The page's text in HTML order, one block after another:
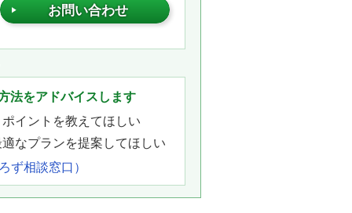
お問い合わせ
法をアドバイスします
イントを教えてほしい
なプランを提案してほしい
ず相談窓口）